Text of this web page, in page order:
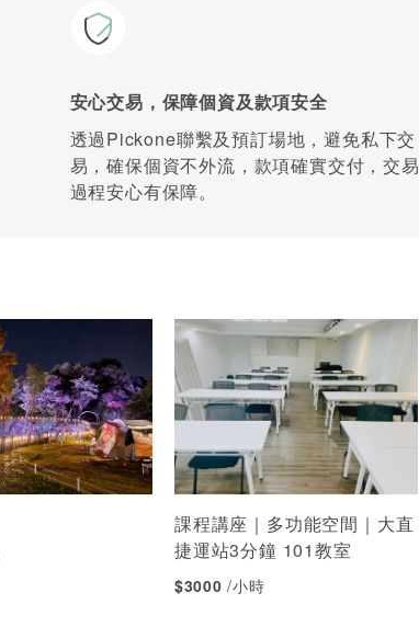
安心交易，保障個資及款項安全
透過Pickone聯繫及預訂場地，避免私下交
易，確保個資不外流，款項確實交付，交易
過程安心有保障。
課程講座｜多功能空間｜大直
捷運站3分鐘 101教室
$3000/小時